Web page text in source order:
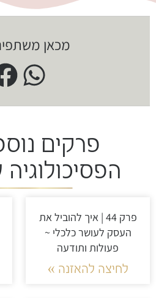
מכאן
פרקים
פרק 44 | איך להוביל את
העסק לעושר כלכלי ~
פעולות ותודעה
לחיצה להאזנה »